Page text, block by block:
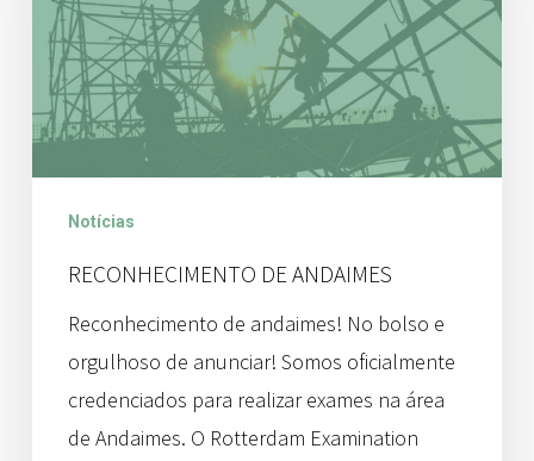
Notícias
RECONHECIMENTO DE ANDAIMES
Reconhecimento de andaimes! No bolso e
orgulhoso de anunciar! Somos oficialmente
credenciados para realizar exames na área
de Andaimes. O Rotterdam Examination